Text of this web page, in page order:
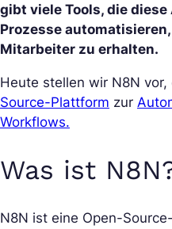
gibt viele Tools, die
Prozesse
Mitarbeiter zu erhalten.
Heute stellen wir N8N vor,
Source-Plattform zur
Workflows.
Was ist
N8N ist eine Open-